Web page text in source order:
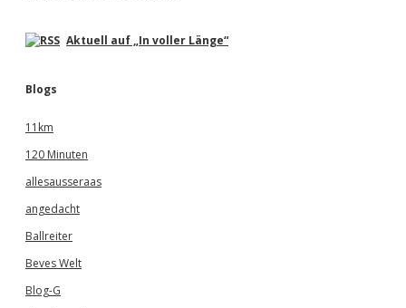
Aktuell auf „In voller Länge“
Blogs
11km
120 Minuten
allesausseraas
angedacht
Ballreiter
Beves Welt
Blog-G